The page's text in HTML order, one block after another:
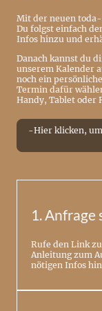
Mit der neuen
Du folgst einfach
Infos hinzu und
Danach kannst du
unserem Kalender
noch ein
Termin dafür
Handy, Tablet oder
-Hier klicken,
1. Anfrage
Rufe den Link
Anleitung zum
nötigen Infos